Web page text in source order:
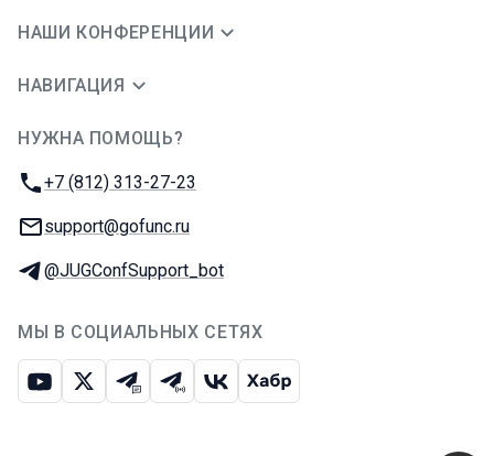
НАШИ КОНФЕРЕНЦИИ
НАВИГАЦИЯ
НУЖНА ПОМОЩЬ?
Телефон:
+7 (812) 313-27-23
E-mail:
support@gofunc.ru
Телеграм:
@JUGConfSupport_bot
МЫ В СОЦИАЛЬНЫХ СЕТЯХ
ЮтубИкс Телеграм-чат
Телеграм-канал
ВКонтакте
Хабр